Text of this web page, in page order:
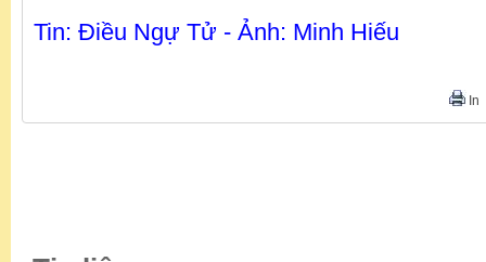
Tin: Điều Ngự Tử - Ảnh: Minh Hiếu
In